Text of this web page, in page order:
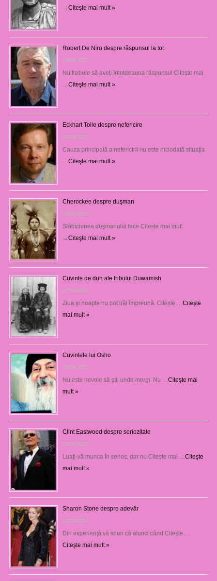
→Citeşte mai mult »
Robert De Niro despre răspunsul la tot
10/09/2023
Nu trebuie să aveți întotdeauna răspunsul Citește mai
Citeşte mai mult »
Eckhart Tolle despre nefericire
09/09/2023
Cauza principală a nefericirii nu este niciodată situaţia
Citeşte mai mult »
Cherockee despre duşman
08/09/2023
Slăbiciunea duşmanului face Citește mai mult
→Citeşte mai mult »
Cuvinte de duh ale tribului Duwamish
07/09/2023
Ziua şi noapte nu pot trăi împreună. Citește … Citeşte
mai mult »
Cuvintele lui Osho
06/09/2023
Nu este nevoie să ştii unde mergi. Nu … Citeşte mai
mult »
Clint Eastwood despre seriozitate
23/08/2023
Luaţi-vă munca în serios, dar nu Citește mai … Citeşte
mai mult »
Sharon Stone despre adevăr
22/08/2023
Din experienţă vă spun că atunci când Citește …
Citeşte mai mult »